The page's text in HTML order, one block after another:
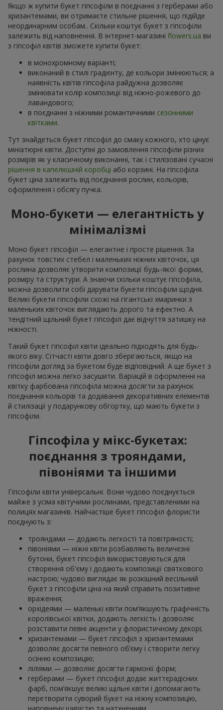
Якщо ж купити букет гіпсофіли в поєднанні з герберами або
хризантемами, ви отримаєте стильне рішення, що підійде
неординарним особам.. Скільки коштує букет з гіпсофіли
залежить від наповнення. В інтернет-магазині flowers.ua ви
з гіпсофіл квітів зможете купити букет:
в монохромному варіанті;
виконаний в стилі градієнту, де кольори змінюються; а
наявність квітів гіпсофіла райдужна дозволяє
змінювати колір композиції від ніжно-рожевого до
лавандового;
в поєднанні з ніжними романтичними сезонними
квітками.
Тут знайдеться букет гіпсофіл до смаку кожного, хто цінує
мініатюрні квіти. Доступні до замовлення гіпсофіли різних
розмірів як у класичному виконанні, так і стилізовані сучасні
рішення в капелюшній коробці або корзині. На гіпсофіла
букет ціна залежить від поєднання рослин, кольорів,
оформлення і обсягу пучка.
Моно-букети — елегантність у
мінімалізмі
Моно букет гіпсофіл — елегантне і просте рішення. За
рахунок товстих стебел і маленьких ніжних квіточок, ця
рослина дозволяє утворити композиції будь-якої форми,
розміру та структури. А знаючи скільки коштує гіпсофіла,
можна дозволити собі дарувати букети гіпсофіли щодня.
Великі букети гіпсофіли схожі на гігантські хмаринки з
маленьких квіточок виглядають дорого та ефектно. А
тендітний щільний букет гіпсофіл дає відчуття затишку на
ніжності.
Такий букет гіпсофіл квіти ідеально підходять для будь-
якого віку. Сітчасті квіти довго зберігаються, якщо на
гіпсофіли догляд за букетом буде відповідний. А ще букет з
гіпсофіл можна легко засушити. Варіацій в оформленні на
квітку фарбована гіпсофіла можна досягти за рахунок
поєднання кольорів та додавання декоративних елементів
й стилізації у подарункову обгортку, що мають букети з
гіпсофіли.
Гіпсофіла у мікс-букетах:
поєднання з трояндами,
півоніями та іншими
Гіпсофіли квіти універсальні. Вони чудово поєднується
майже з усіма квітучими рослинами, представленими на
полицях магазинів. Найчастіше букет гіпсофіл флористи
поєднують з:
трояндами — додають легкості та повітряності;
півоніями — ніжні квіти розбавляють величезні
бутони, букет гіпсофіл використовуються для
створення об'єму і додають композиції святкового
настрою; чудово виглядає як розкішний весільний
букет з гіпсофіли ціна на який справить позитивне
враження;
орхідеями — маленькі квіти пом’якшують графічність
королівської квітки, додають легкість і дозволяє
розставити певні акценти у флористичному декорі;
хризантемами — букет гіпсофіл з хризантемами
дозволяє досягти певного об’єму і створити легку
осінню композицію;
ліліями — дозволяє досягти гармонії форм;
герберами — букет гіпсофіл додає життєрадісних
фарб, пом’якшує великі щільні квіти і допомагають
перетворити суворий букет на ніжну композицію,
наповнену щирістю та натхненням.